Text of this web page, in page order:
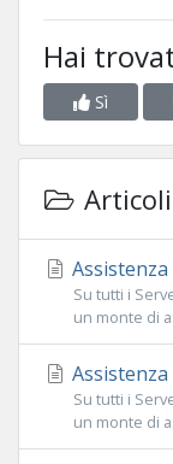
Hai
Sì
Su tutti i
un monte di
Su tutti i
un monte di